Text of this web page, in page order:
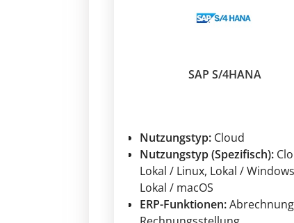
SAP S/4HANA
Nutzungstyp: Cloud
Nutzungstyp (Spezifisch):
Lokal / Linux, Lokal / Windows
Lokal / macOS
ERP-Funktionen: